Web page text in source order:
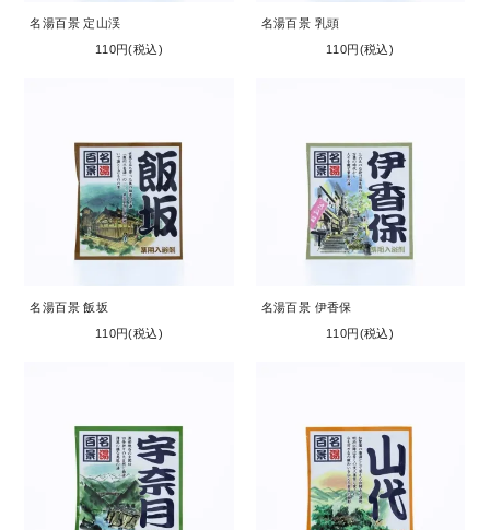
名湯百景 定山渓
110円(税込)
名湯百景 乳頭
110円(税込)
名湯百景 飯坂
110円(税込)
名湯百景 伊香保
110円(税込)